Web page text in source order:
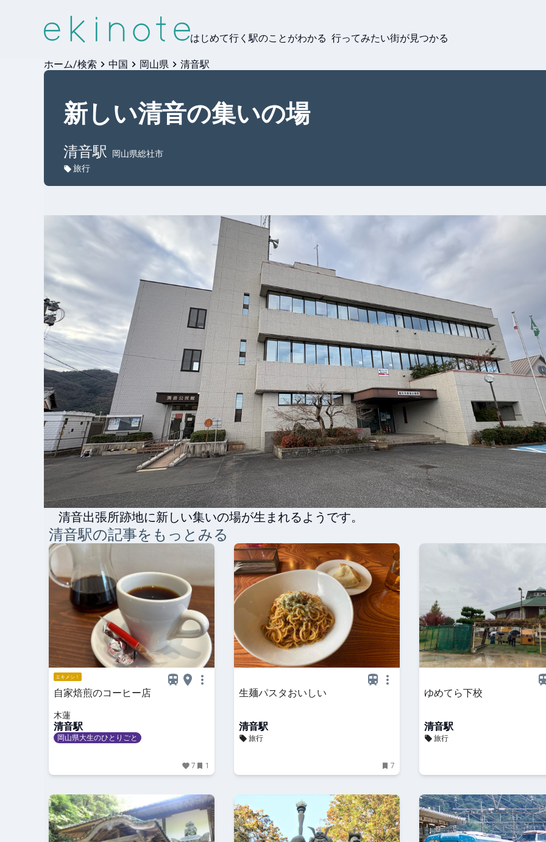
はじめて行く駅のことがわかる 行ってみたい街が見つかる
ホーム/検索 中国 岡山県 清音駅
新しい清音の集いの場
清音駅
岡山県総社市
旅行
清音出張所跡地に新しい集いの場が生まれるようです。
清音駅の記事をもっとみる
エキメシ！
自家焙煎のコーヒー店
木蓮
清音駅
岡山県大生のひとりごと
7 1
生麺パスタおいしい
清音駅
旅行
7
ゆめてら下校
清音駅
旅行